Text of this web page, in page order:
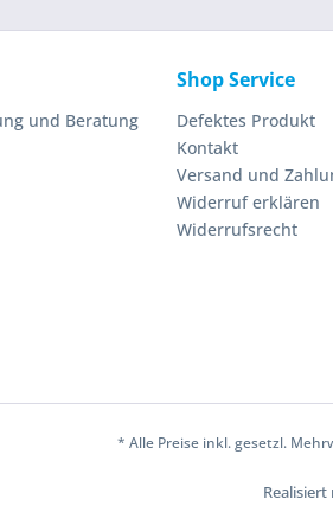
und Beratung
Shop Service
Defektes Produkt
Kontakt
Versand und
Widerruf erklären
Widerrufsrecht
* Alle Preise inkl. gesetzl.